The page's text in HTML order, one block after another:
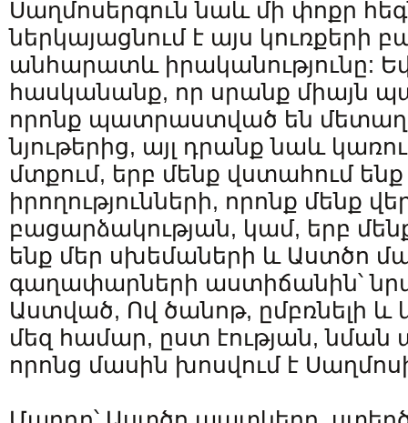
Սաղմոսերգուն նաև մի փոքր
ներկայացնում է այս կուռքերի
անհարատև իրականությունը:
հասկանանք, որ սրանք միայն
որոնք պատրաստված են
նյութերից, այլ դրանք նաև
մտքում, երբ մենք վստահում
իրողությունների, որոնք մենք
բացարձակության, կամ, երբ
ենք մեր սխեմաների և Աստծո
գաղափարների աստիճանին՝
Աստված, Ով ծանոթ, ըմբռնելի
մեզ համար, ըստ էության, նման
որոնց մասին խոսվում է